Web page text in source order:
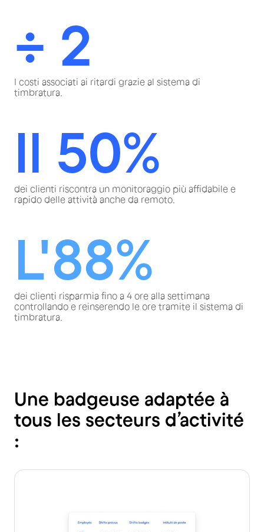
÷ 2
I costi associati ai ritardi grazie al sistema di
timbratura.
Il 50%
dei clienti riscontra un monitoraggio più affidabile e
rapido delle attività anche da remoto.
L'88%
dei clienti risparmia fino a 4 ore alla settimana
controllando e reinserendo le ore tramite il sistema di
timbratura.
Une badgeuse adaptée à
tous les secteurs d’activité
: